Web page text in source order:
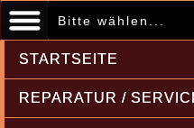
Bitte wählen...
STARTSEITE
REPARATUR /